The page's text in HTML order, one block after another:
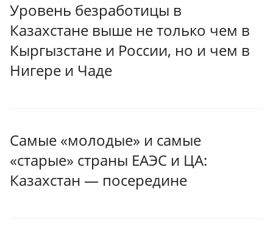
Уровень безработицы в
Казахстане выше не только чем в
Кыргызстане и России, но и чем в
Нигере и Чаде
Самые «молодые» и самые
«старые» страны ЕАЭС и ЦА:
Казахстан — посередине